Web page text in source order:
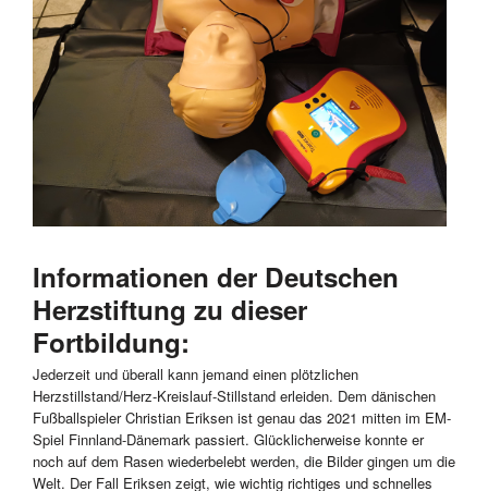
Informationen der Deutschen
Herzstiftung zu dieser
Fortbildung:
Jederzeit und überall kann jemand einen plötzlichen
Herzstillstand/Herz-Kreislauf-Stillstand erleiden. Dem dänischen
Fußballspieler Christian Eriksen ist genau das 2021 mitten im EM-
Spiel Finnland-Dänemark passiert. Glücklicherweise konnte er
noch auf dem Rasen wiederbelebt werden, die Bilder gingen um die
Welt. Der Fall Eriksen zeigt, wie wichtig richtiges und schnelles